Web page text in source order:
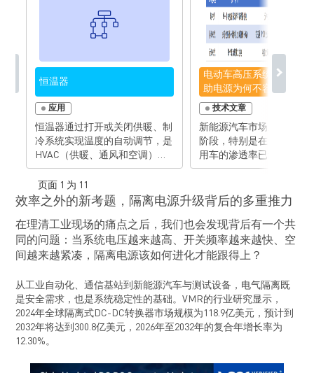
恒温器
应用
恒温器通过打开或关闭供暖、制
冷系统实现温度的自动调节，是
HVAC（供暖、通风和空调）系
统的控制中心，在保障居家舒适
度和提高能效方面发挥着非常重
要的作用。 现代恒温器均要求
了各种解决方案，包括固态继电
器、超低静态电流升压变换器、
背光控制器、LED 驱动器和数字
易用的数字化控制产品，MPS为
下一代恒温器设计提供了理想的
电源解决方案。
电动车高压系统设计：隔
助电源为何不容忽视？
技术文章
新能源汽车市场正处于快
阶段，特别是在中国，新
用车的渗透率已经超过了
作为新能源汽车的核心部
关键。当前，为实现更快
压正由400V系统迅速向
系统演进，这一变化为系
分带来了全新的挑战与机
助电源，从应用场景到解
进行全面解析，帮助工程
掌握该技术的核心。 当母线电
压从400V提升至800V时，
隔离辅助电源也需要相应
页面 1 为 11
效率之外的新考题，隔离电源升级背后的多重推力
在理清工业现场的痛点之后，我们也会发现背后有一个共
同的问题：当系统电压越来越高、开关频率越来越快、空
间越来越紧凑，隔离电源该如何进化才能跟得上？
从工业自动化、通信基站到新能源汽车与测试设备，电气隔离既
是安全需求，也是系统稳定性的基础。VMR的行业研究显示，
2024年全球隔离式DC-DC转换器市场规模为118.9亿美元，预计到
2032年将达到300.8亿美元，2026年至2032年的复合年增长率为
12.30%。